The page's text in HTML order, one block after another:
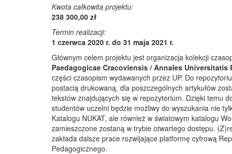
Kwota całkowita projektu:
238 300,00 zł
Termin realizacji:
1 czerwca 2020 r. do 31 maja 2021 r.
Głównym celem projektu jest organizacja kolekcji
Paedagogicae Cracoviensis / Annales Universitatis
części czasopism wydawanych przez UP. Do
postacią drukowaną, dla poszczególnych artykułów
tekstów znajdujących się w repozytorium. Dzięki temu
studentów uczelni będzie możliwy do wyszukania nie
Katalogu NUKAT, ale również w światowym katalogu
zamieszczone zostaną w trybie otwartego dostępu.
zakłada dalsze prace rozwijające platformę cyfrową
Pedagogicznego.